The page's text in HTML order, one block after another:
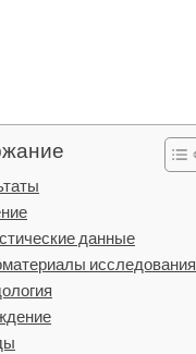
данные
исследования